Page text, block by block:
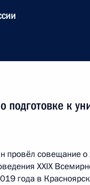
подготовке к
провёл совещание о
XXIX
года в